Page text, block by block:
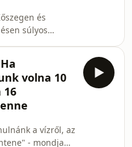
erre
a ner első
büntetési
és
súlyos
sem tartotta
több
útépítő
annak
hogy az
hatását
mint száz éve
volna 10
16
a vízről, az
- mondja